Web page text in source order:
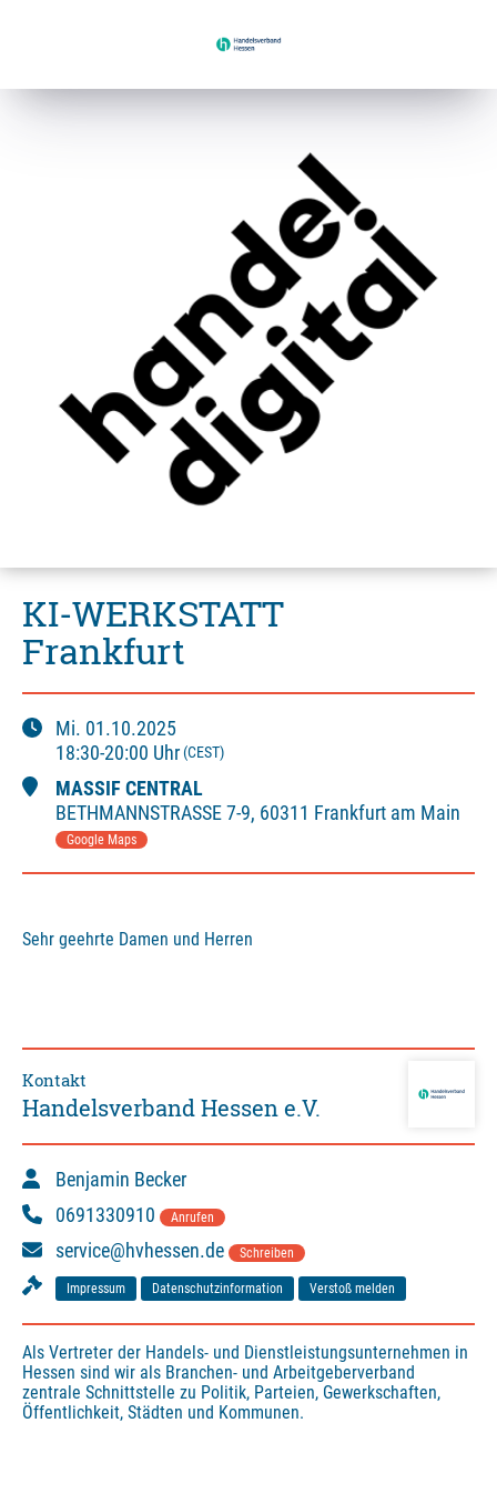
KI-WERKSTATT
Frankfurt
Mi. 01.10.2025
18:30-20:00 Uhr(CEST)
MASSIF CENTRAL
BETHMANNSTRASSE7-9, 60311 Frankfurt am Main
Google Maps
Sehr geehrte Damen und Herren
Kontakt
Handelsverband Hessen e.V.
Benjamin Becker
0691330910
Anrufen
service@hvhessen.de Schreiben
Impressum Datenschutzinformation Verstoß melden
Als Vertreter der Handels- und Dienstleistungsunternehmen in
Hessen sind wir als Branchen- und Arbeitgeberverband
zentrale Schnittstelle zu Politik, Parteien, Gewerkschaften,
Öffentlichkeit, Städten und Kommunen.